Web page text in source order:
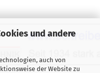
und andere
auch von
der Website zu